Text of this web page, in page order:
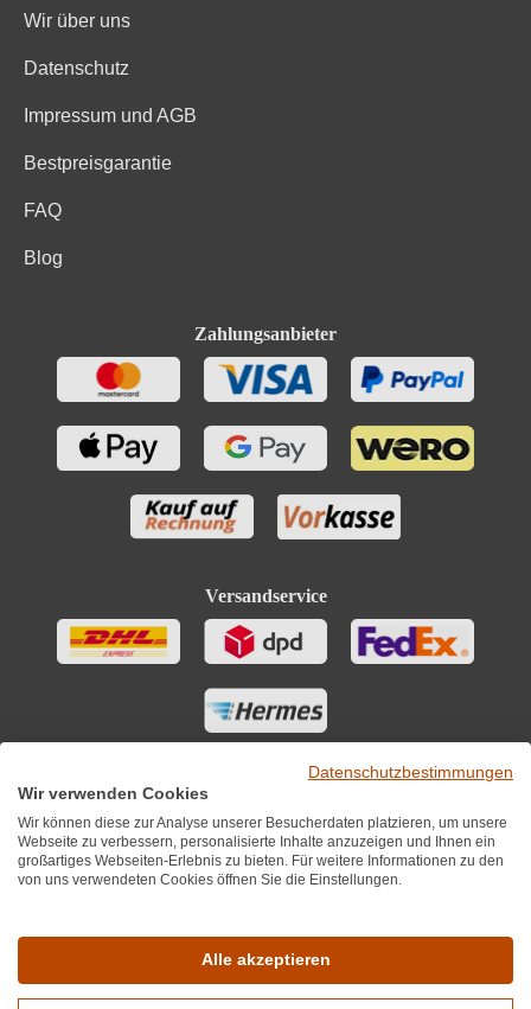
Wir über uns
Datenschutz
Impressum und AGB
Bestpreisgarantie
FAQ
Blog
Zahlungsanbieter
Versandservice
Datenschutzbestimmungen
Wir verwenden Cookies
Wir können diese zur Analyse unserer Besucherdaten platzieren, um unsere
Webseite zu verbessern, personalisierte Inhalte anzuzeigen und Ihnen ein
großartiges Webseiten-Erlebnis zu bieten. Für weitere Informationen zu den
von uns verwendeten Cookies öffnen Sie die Einstellungen.
Alle akzeptieren